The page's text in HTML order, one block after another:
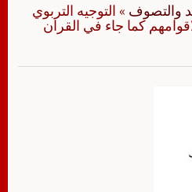
والتصوف » التوجيه التربوي
كما جاء في القران